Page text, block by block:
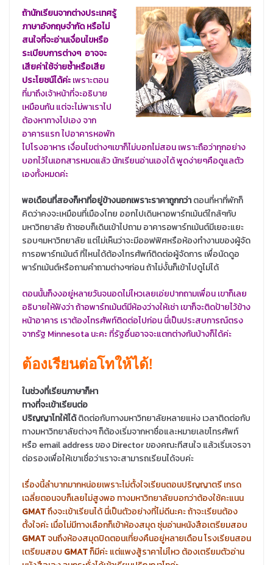
ถ้านักเรียนจากต่างประเทศรู้
ภาษาอังกฤษจำกัด หรือไม่
สนใจที่จะอ่านเงื่อนไขหรือ
ระเบียบการต่างๆ อาจจะ
เสียค่าใช้จ่ายซ้ำหรือเสีย
ประโยชน์ได้ค่ะเพราะตอน
ที่มาถึงเจ้าหน้าที่จะอธิบาย
เหมือนกัน แต่จะไม่พาเราไป
ต้องหาทางไปเอง จาก
อาคารแรก ไปอาคารหอพัก
ไปโรงอาหาร เงื่อนไขต่างๆเขาก็ไม่บอกไม่สอน เพราะถือว่าทุกอย่าง
บอกไว้ในเอกสารหมดแล้ว นักเรียนอ่านเองได้ พูดง่ายๆคือดูแลตัว
เองทั้งหมดค่ะ
พอเดือนที่สองก็หาที่อยู่ข้างนอกเพราะราคาถูกกว่าตอนที่หาที่พักก็
คิดว่าคงจะเหมือนที่เมืองไทย ออกไปเดินหาอพาร์ทเม้นต์ใกล้ๆกับ
มหาวิทยาลัย ถ้าชอบก็เดินเข้าไปถาม อาคารอพาร์ทเม้นต์มีเยอะแยะ
รอบๆมหาวิทยาลัย แต่ไม่เห็นว่าจะมีออฟฟิศหรือห้องทำงานของผู้จัด
การอพาร์ทเม้นต์ ที่ไหนได้ต้องโทรศัพท์ติดต่อผู้จัดการ เพื่อนัดดูอ
พาร์ทเม้นต์หรือถามคำถามต่างๆก่อน ถ้าไม่งั้นก็เข้าไปดูไม่ได้
ตอนนั้นก็งงอยู่หลายวันจนอดไม่ไหวเลยเอ่ยปากถามเพื่อน เขาก็เลย
อธิบายให้ฟังว่า ถ้าอพาร์ทเม้นต์มีห้องว่างให้เช่า เขาก็จะติดป้ายไว้ข้าง
หน้าอาคาร เราต้องโทรศัพท์ติดต่อไปก่อน นี่เป็นประสบการณ์ตรง
จากรัฐ Minnesota นะคะ ที่รัฐอื่นอาจจะแตกต่างกันบ้างก็ได้ค่ะ
ต้องเรียนต่อโทให้ได้!
ในช่วงที่เรียนภาษาก็หา
ทางที่จะเข้าเรียนต่อ
ปริญญาโทให้ได้ติดต่อกับทางมหาวิทยาลัยหลายแห่ง เวลาติดต่อกับ
ทางมหาวิทยาลัยต่างๆ ก็ต้องเริ่มจากหาชื่อและหมายเลขโทรศัพท์
หรือ email address ของ Director ของคณะทีสนใจ แล้วเริ่มเจรจา
ต่อรองเพื่อให้เขาเชื่อว่าเราจะสามารถเรียนได้จบค่ะ
เรื่องนี้ลำบากมากหน่อยเพราะไม่ตั้งใจเรียนตอนปริญญาตรี เกรด
เฉลี่ยตอนจบก็เลยไม่สูงพอ ทางมหาวิทยาลัยบอกว่าต้องใช้คะแนน
GMATถึงจะเข้าเรียนได้ นี่เป็นตัวอย่างที่ไม่ดีนะคะ ถ้าจะเรียนต้อง
ตั้งใจค่ะ เมื่อไม่มีทางเลือกก็เข้าห้องสมุด ซุ่มอ่านหนังสือเตรียมสอบ
GMATจนถึงห้องสมุดปิดตอนเที่ยงคืนอยู่หลายเดือน โรงเรียนสอน
เตรียมสอบ GMATก็มีค่ะ แต่แพงสู้ราคาไม่ไหว ต้องเตรียมตัวอ่าน